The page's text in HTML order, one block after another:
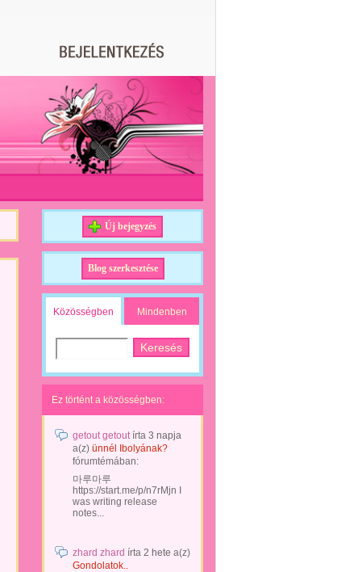
Új bejegyzés
Blog szerkesztése
Közösségben Mindenben
Ez történt a közösségben:
getout getoutírta 3 napja
a(z) ünnél Ibolyának?
fórumtémában:
마루마루
https://start.me/p/n7rMjn I
was writing release
notes...
zhard zhard írta 2 hete a(z)
Gondolatok..